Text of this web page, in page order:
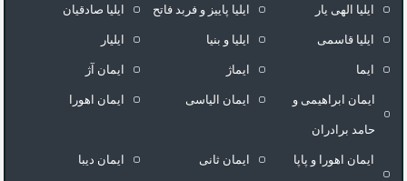
ایلیا الهی یار ایلیا پاییز و فربد فاتح ایلیا صادقیان
ایلیا قاسمی ایلیا و بنیا ایلیار
ایما ایماژ ایمان آژ
ایمان ابراهیمی و
حامد برادران
ایمان الیاسی ایمان اهورا
ایمان اهورا و پاپا ایمان ثانی ایمان دیبا